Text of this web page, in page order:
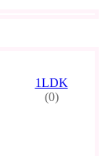
1LDK
(0)